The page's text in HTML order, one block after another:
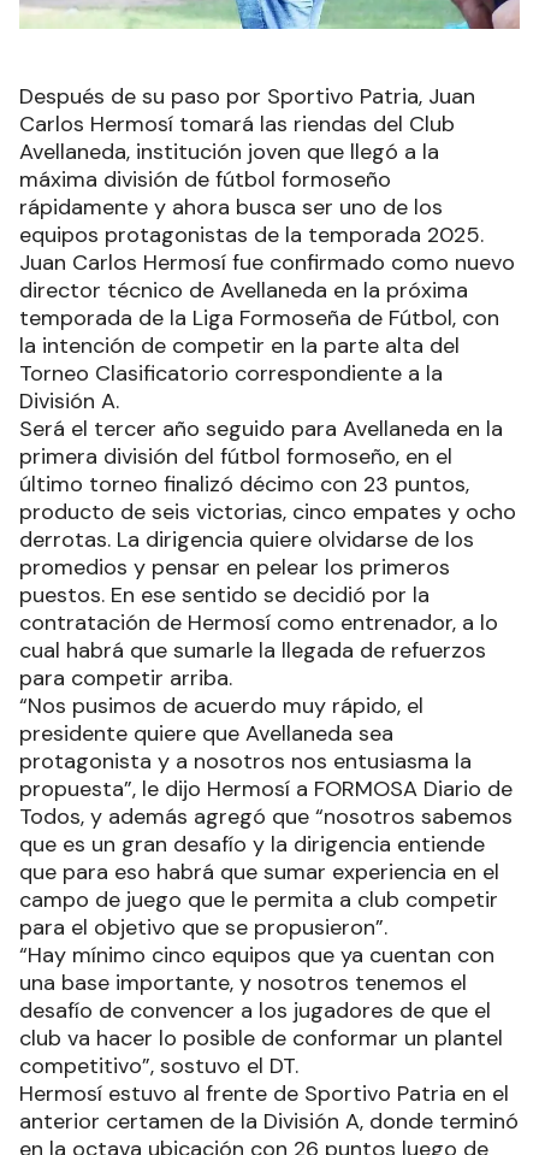
Después de su paso por Sportivo Patria, Juan
Carlos Hermosí tomará las riendas del Club
Avellaneda, institución joven que llegó a la
máxima división de fútbol formoseño
rápidamente y ahora busca ser uno de los
equipos protagonistas de la temporada 2025.
Juan Carlos Hermosí fue confirmado como nuevo
director técnico de Avellaneda en la próxima
temporada de la Liga Formoseña de Fútbol, con
la intención de competir en la parte alta del
Torneo Clasificatorio correspondiente a la
División A.
Será el tercer año seguido para Avellaneda en la
primera división del fútbol formoseño, en el
último torneo finalizó décimo con 23 puntos,
producto de seis victorias, cinco empates y ocho
derrotas. La dirigencia quiere olvidarse de los
promedios y pensar en pelear los primeros
puestos. En ese sentido se decidió por la
contratación de Hermosí como entrenador, a lo
cual habrá que sumarle la llegada de refuerzos
para competir arriba.
“Nos pusimos de acuerdo muy rápido, el
presidente quiere que Avellaneda sea
protagonista y a nosotros nos entusiasma la
propuesta”, le dijo Hermosí a FORMOSA Diario de
Todos, y además agregó que “nosotros sabemos
que es un gran desafío y la dirigencia entiende
que para eso habrá que sumar experiencia en el
campo de juego que le permita a club competir
para el objetivo que se propusieron”.
“Hay mínimo cinco equipos que ya cuentan con
una base importante, y nosotros tenemos el
desafío de convencer a los jugadores de que el
club va hacer lo posible de conformar un plantel
competitivo”, sostuvo el DT.
Hermosí estuvo al frente de Sportivo Patria en el
anterior certamen de la División A, donde terminó
en la octava ubicación con 26 puntos luego de